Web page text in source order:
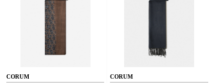
CORUM CORUM